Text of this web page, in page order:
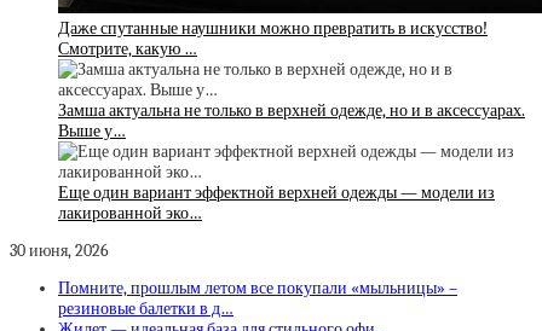
Даже спутанные наушники можно превратить в искусство!
Смотрите, какую …
Замша актуальна не только в верхней одежде, но и в аксессуарах.
Выше у…
Еще один вариант эффектной верхней одежды — модели из
лакированной эко…
30 июня, 2026
Помните, прошлым летом все покупали «мыльницы» –
резиновые балетки в д…